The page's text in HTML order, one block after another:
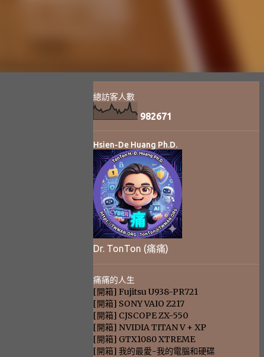
總訪客人數
982671
Hsien-De Huang Ph.D.
Dr. TonTon (痛痛)
痛痛的人生
[開箱] Fujitsu U938-PR721
[開箱] SONY VAIO Z217
[開箱] CJSCOPE ZX-550
[開箱] NVIDIA TITAN V + XP
[開箱] GTX1080 XTREME
[開箱] 我的最愛-我的電腦和硬碟